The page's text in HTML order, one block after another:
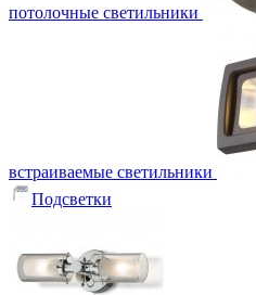
потолочные светильники
встраиваемые светильники
Подсветки